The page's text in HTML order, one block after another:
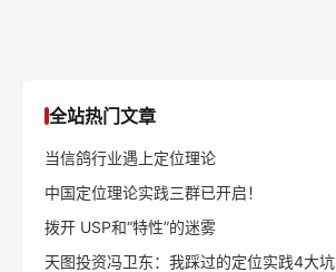
全站热门文章
当信鸽行业遇上定位理论
中国定位理论实践三群已开启！
拨开 USP和“特性”的迷雾
天图投资冯卫东：我踩过的定位实践4大坑